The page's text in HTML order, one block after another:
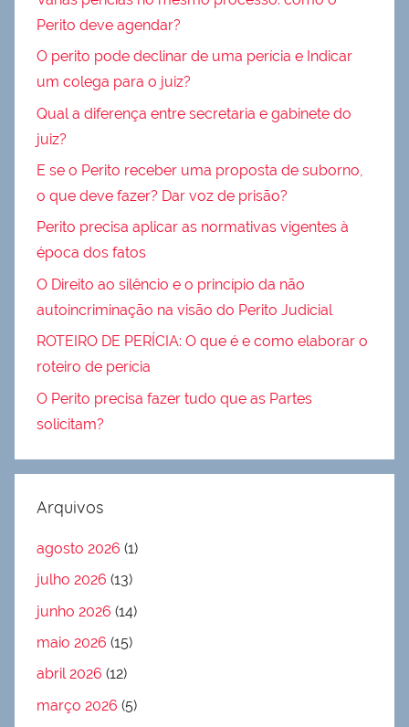
Perito deve agendar?
O perito pode declinar de uma perícia e Indicar
um colega para o juiz?
Qual a diferença entre secretaria e gabinete do
juiz?
E se o Perito receber uma proposta de suborno,
o que deve fazer? Dar voz de prisão?
Perito precisa aplicar as normativas vigentes à
época dos fatos
O Direito ao silêncio e o princípio da não
autoincriminação na visão do Perito Judicial
ROTEIRO DE PERÍCIA: O que é e como elaborar o
roteiro de perícia
O Perito precisa fazer tudo que as Partes
solicitam?
Arquivos
agosto 2026 (1)
julho 2026 (13)
junho 2026 (14)
maio 2026 (15)
abril 2026 (12)
março 2026 (5)